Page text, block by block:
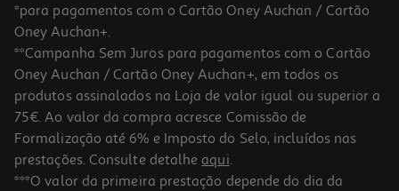
3.7
Champô Klorane Aveia 100ml
*para pagamentos com o Cartão Oney Auchan / Cartão
Oney Auchan+.
**Campanha Sem Juros para pagamentos com o Cartão
Oney Auchan / Cartão Oney Auchan+, em todos os
produtos assinalados na Loja de valor igual ou superior a
75€. Ao valor da compra acresce Comissão de
Formalização até 6% e Imposto do Selo, incluídos nas
prestações. Consulte detalhe aqui.
***O valor da primeira prestação depende do dia da